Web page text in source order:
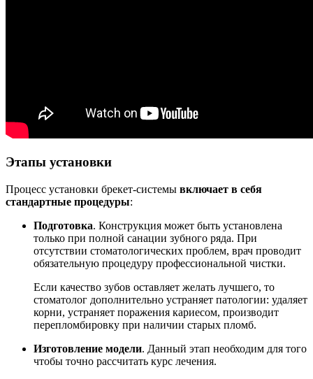
Этапы установки
Процесс установки брекет-системы включает в себя
стандартные процедуры:
Подготовка. Конструкция может быть установлена
только при полной санации зубного ряда. При
отсутствии стоматологических проблем, врач проводит
обязательную процедуру профессиональной чистки.
Если качество зубов оставляет желать лучшего, то
стоматолог дополнительно устраняет патологии: удаляет
корни, устраняет поражения кариесом, производит
перепломбировку при наличии старых пломб.
Изготовление модели. Данный этап необходим для того
чтобы точно рассчитать курс лечения.